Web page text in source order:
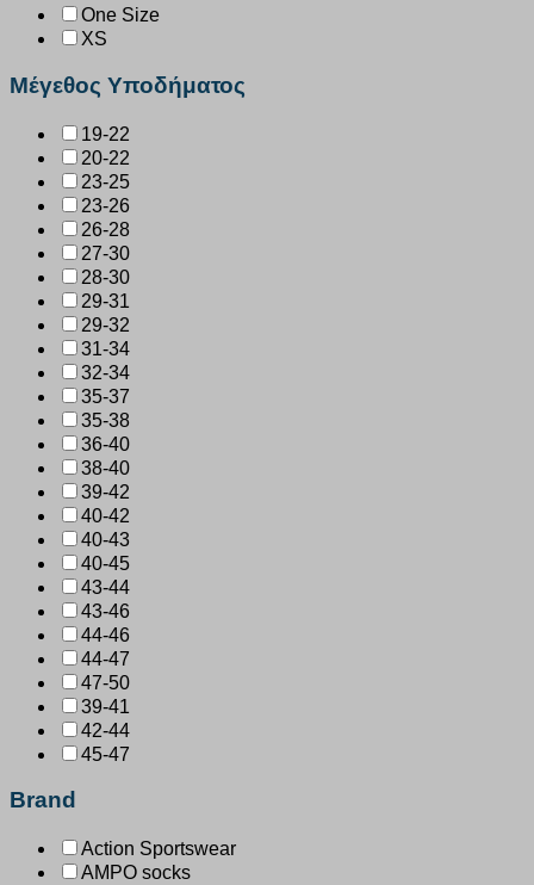
One Size
XS
Μέγεθος Υποδήματος
19-22
20-22
23-25
23-26
26-28
27-30
28-30
29-31
29-32
31-34
32-34
35-37
35-38
36-40
38-40
39-42
40-42
40-43
40-45
43-44
43-46
44-46
44-47
47-50
39-41
42-44
45-47
Brand
Action Sportswear
AMPO socks